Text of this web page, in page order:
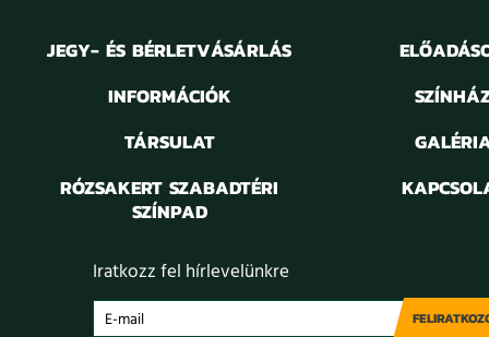
JEGY- ÉS BÉRLETVÁSÁRLÁS
INFORMÁCIÓK
TÁRSULAT
RÓZSAKERT SZABADTÉRI
SZÍNPAD
Iratkozz fel hírlevelünkre